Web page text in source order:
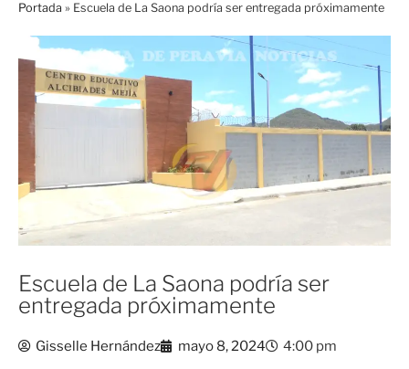
Portada » Escuela de La Saona podría ser entregada próximamente
Escuela de La Saona podría ser
entregada próximamente
Gisselle Hernández mayo 8, 2024 4:00 pm